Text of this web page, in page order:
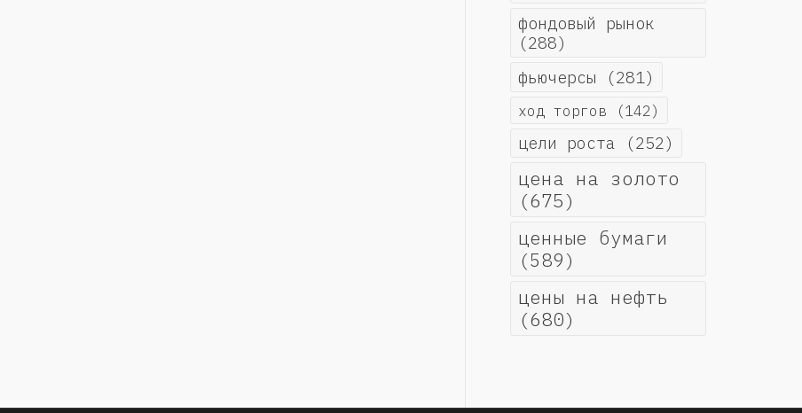
фондовый рынок
(288)
фьючерсы (281)
ход торгов (142)
цели роста (252)
цена на золото
(675)
ценные бумаги
(589)
цены на нефть
(680)